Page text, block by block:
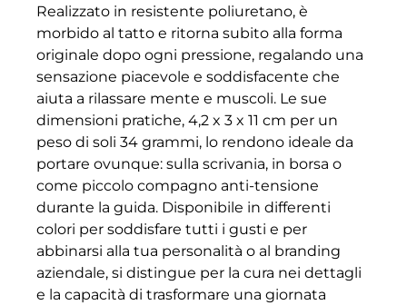
Realizzato in resistente poliuretano, è
morbido al tatto e ritorna subito alla forma
originale dopo ogni pressione, regalando una
sensazione piacevole e soddisfacente che
aiuta a rilassare mente e muscoli. Le sue
dimensioni pratiche, 4,2 x 3 x 11 cm per un
peso di soli 34 grammi, lo rendono ideale da
portare ovunque: sulla scrivania, in borsa o
come piccolo compagno anti-tensione
durante la guida. Disponibile in differenti
colori per soddisfare tutti i gusti e per
abbinarsi alla tua personalità o al branding
aziendale, si distingue per la cura nei dettagli
e la capacità di trasformare una giornata